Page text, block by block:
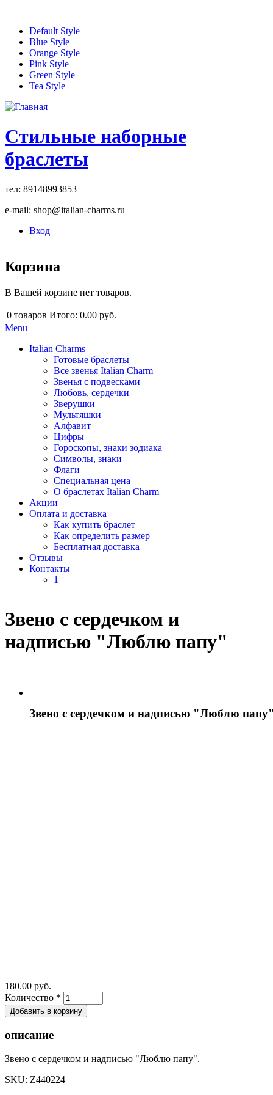
Default Style
Blue Style
Orange Style
Pink Style
Green Style
Tea Style
Стильные наборные
браслеты
тел: 89148993853
e-mail: shop@italian-charms.ru
Вход
Корзина
В Вашей корзине нет товаров.
0 товаров Итого: 0.00 руб.
Menu
Italian Charms
Готовые браслеты
Все звенья Italian Charm
Звенья с подвесками
Любовь, сердечки
Зверушки
Мультяшки
Алфавит
Цифры
Гороскопы, знаки зодиака
Символы, знаки
Флаги
Специальная цена
О браслетах Italian Charm
Акции
Оплата и доставка
Как купить браслет
Как определить размер
Бесплатная доставка
Отзывы
Контакты
1
Звено с сердечком и
надписью "Люблю папу"
Звено с сердечком и надписью "Люблю
180.00 руб.
Количество *
описание
Звено с сердечком и надписью "Люблю папу".
SKU: Z440224